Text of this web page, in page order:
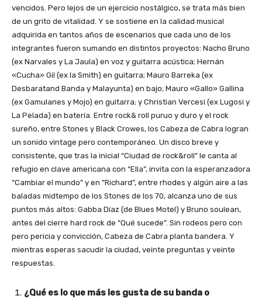
vencidos. Pero lejos de un ejercicio nostálgico, se trata más bien
de un grito de vitalidad. Y se sostiene en la calidad musical
adquirida en tantos años de escenarios que cada uno de los
integrantes fueron sumando en distintos proyectos: Nacho Bruno
(ex Narvales y La Jaula) en voz y guitarra acústica; Hernán
«Cucha» Gil (ex la Smith) en guitarra; Mauro Barreka (ex
Desbaratand Banda y Malayunta) en bajo; Mauro «Gallo» Gallina
(ex Gamulanes y Mojo) en guitarra; y Christian Vercesi (ex Lugosi y
La Pelada) en batería. Entre rock& roll puruo y duro y el rock
sureño, entre Stones y Black Crowes, los Cabeza de Cabra logran
un sonido vintage pero contemporáneo. Un disco breve y
consistente, que tras la inicial “Ciudad de rock&roll” le canta al
refugio en clave americana con “Ella”, invita con la esperanzadora
“Cambiar el mundo” y en “Richard”, entre rhodes y algún aire a las
baladas midtempo de los Stones de los 70, alcanza uno de sus
puntos más altos: Gabba Díaz (de Blues Motel) y Bruno soulean,
antes del cierre hard rock de “Qué sucede”. Sin rodeos pero con
pero pericia y convicción, Cabeza de Cabra planta bandera. Y
mientras esperas sacudir la ciudad, veinte preguntas y veinte
respuestas.
¿Qué es lo que más les gusta de su banda o